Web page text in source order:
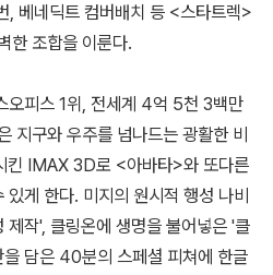
, 베네딕트 컴버배치 등 <스타트렉>
한 조합을 이룬다.
오피스 1위, 전세계 4억 5천 3백만
지구와 우주를 넘나드는 광활한 비
킨 IMAX 3D로 <아바타>와 또다른
게 한다. 미지의 원시적 행성 나비
작', 클링온에 생명을 불어넣은 '클
담은 40분의 스페셜 피쳐에 한글